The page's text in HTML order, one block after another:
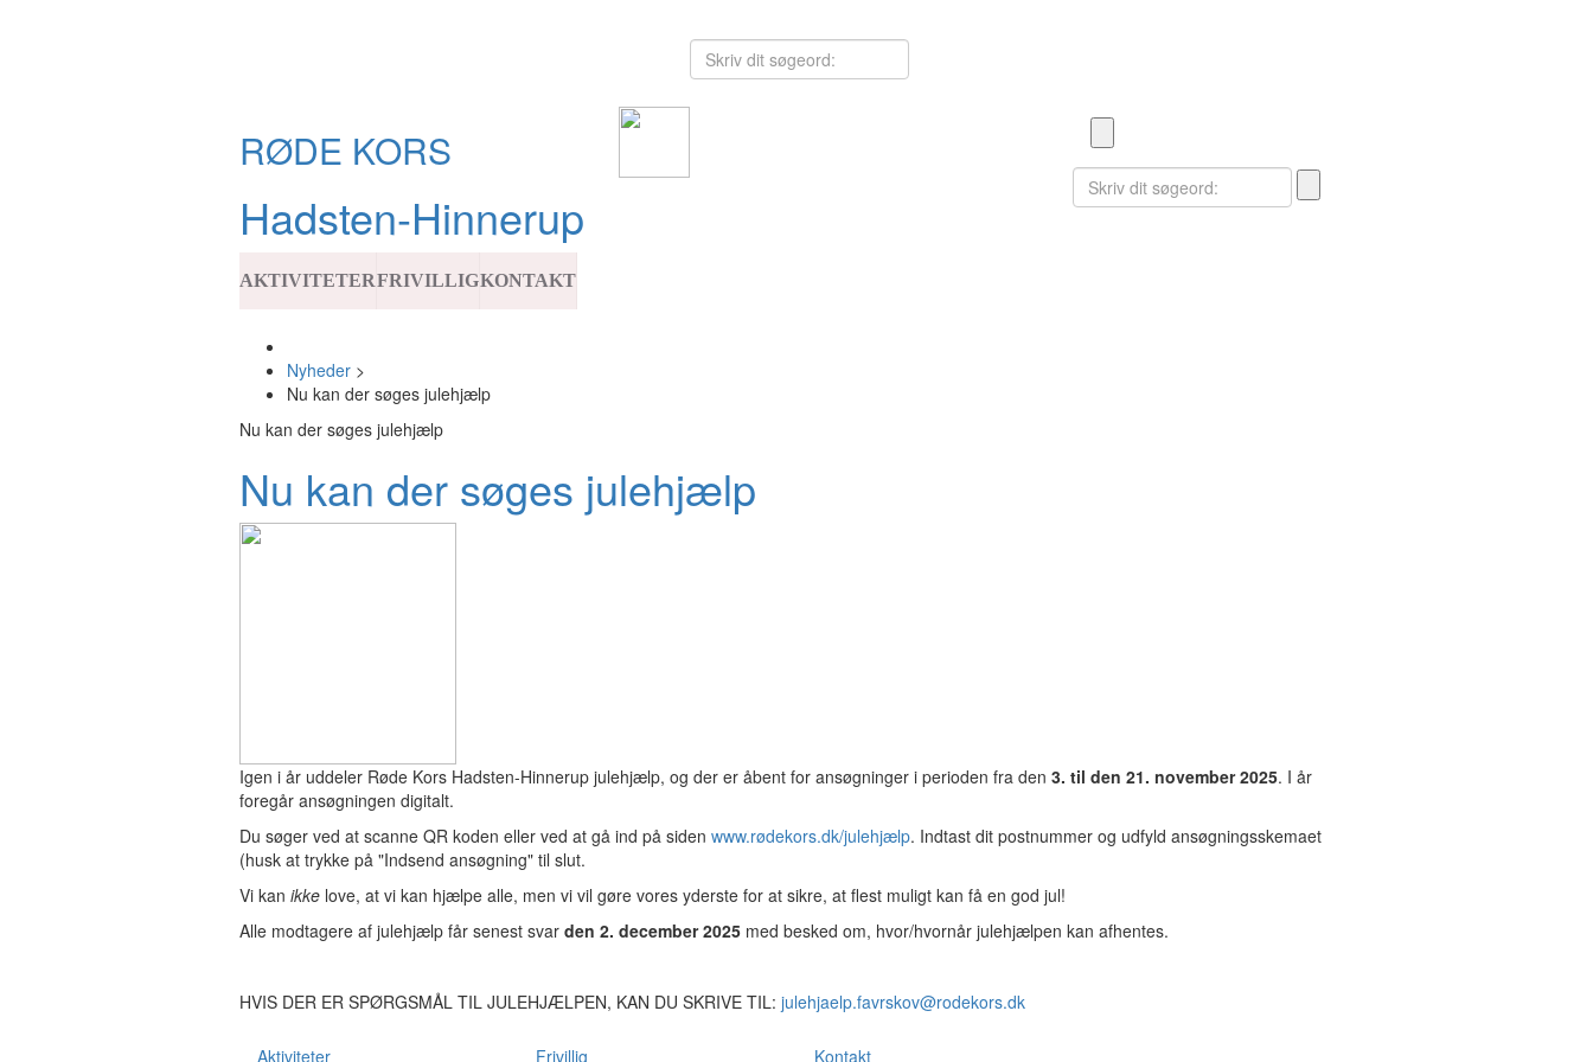
RØDE KORS
Hadsten-Hinnerup
AKTIVITETERFRIVILLIGKONTAKT
Nyheder >
Nu kan der søges julehjælp
Nu kan der søges julehjælp
Nu kan der søges julehjælp
Igen i år uddeler Røde Kors Hadsten-Hinnerup julehjælp, og der er åbent for ansøgninger i perioden fra den 3. til den 21. november 2025. I år
foregår ansøgningen digitalt.
Du søger ved at scanne QR koden eller ved at gå ind på siden www.rødekors.dk/julehjælp. Indtast dit postnummer og udfyld ansøgningsskemaet
(husk at trykke på "Indsend ansøgning" til slut.
Vi kan ikke love, at vi kan hjælpe alle, men vi vil gøre vores yderste for at sikre, at flest muligt kan få en god jul!
Alle modtagere af julehjælp får senest svar den 2. december 2025 med besked om, hvor/hvornår julehjælpen kan afhentes.
HVIS DER ER SPØRGSMÅL TIL JULEHJÆLPEN, KAN DU SKRIVE TIL: julehjaelp.favrskov@rodekors.dk
Aktiviteter Frivillig Kontakt